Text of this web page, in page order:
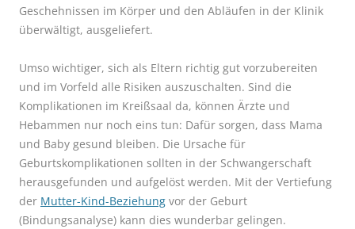
Geschehnissen im Körper und den Abläufen in der Klinik
überwältigt, ausgeliefert.
Umso wichtiger, sich als Eltern richtig gut vorzubereiten
und im Vorfeld alle Risiken auszuschalten. Sind die
Komplikationen im Kreißsaal da, können Ärzte und
Hebammen nur noch eins tun: Dafür sorgen, dass Mama
und Baby gesund bleiben. Die Ursache für
Geburtskomplikationen sollten in der Schwangerschaft
herausgefunden und aufgelöst werden. Mit der Vertiefung
der Mutter-Kind-Beziehung vor der Geburt
(Bindungsanalyse) kann dies wunderbar gelingen.